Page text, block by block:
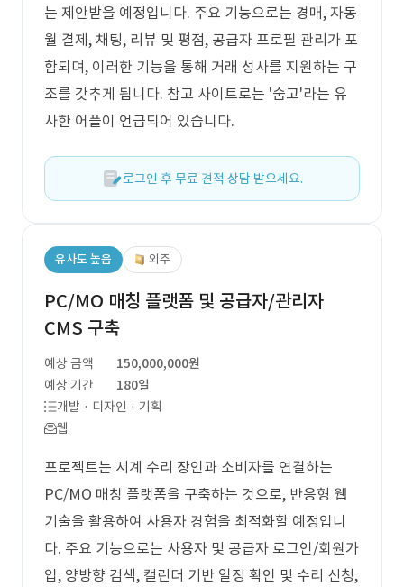
는 제안받을 예정입니다. 주요 기능으로는 경매, 자동
월 결제, 채팅, 리뷰 및 평점, 공급자 프로필 관리가 포
함되며, 이러한 기능을 통해 거래 성사를 지원하는 구
조를 갖추게 됩니다. 참고 사이트로는 '숨고'라는 유
사한 어플이 언급되어 있습니다.
로그인 후 무료 견적 상담 받으세요.
유사도 높음 외주
PC/MO 매칭 플랫폼 및 공급자/관리자
CMS 구축
예상 금액
150,000,000원
예상 기간
180일
개발 · 디자인 · 기획
웹
프로젝트는 시계 수리 장인과 소비자를 연결하는
PC/MO 매칭 플랫폼을 구축하는 것으로, 반응형 웹
기술을 활용하여 사용자 경험을 최적화할 예정입니
다. 주요 기능으로는 사용자 및 공급자 로그인/회원가
입, 양방향 검색, 캘린더 기반 일정 확인 및 수리 신청,